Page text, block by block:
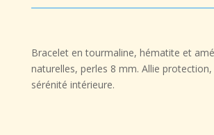
en
et
Améthyste
–
Bracelet entourmaline, hématite et
naturelles, perles 8 mm. Allie
sérénité intérieure.